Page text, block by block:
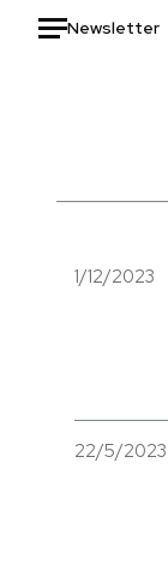
Newsletter
Italia
Politica
1/12/2023
22/5/2023